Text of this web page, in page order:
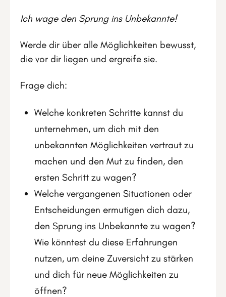
Ich wage den Sprung ins Unbekannte!
Werde dir über alle Möglichkeiten bewusst,
die vor dir liegen und ergreife sie.
Frage dich:
Welche konkreten Schritte kannst du
unternehmen, um dich mit den
unbekannten Möglichkeiten vertraut zu
machen und den Mut zu finden, den
ersten Schritt zu wagen?
Welche vergangenen Situationen oder
Entscheidungen ermutigen dich dazu,
den Sprung ins Unbekannte zu wagen?
Wie könntest du diese Erfahrungen
nutzen, um deine Zuversicht zu stärken
und dich für neue Möglichkeiten zu
öffnen?